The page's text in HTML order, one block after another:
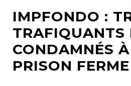
IMPFONDO :
TRAFIQUANTS
CONDAMNÉS
PRISON FERME